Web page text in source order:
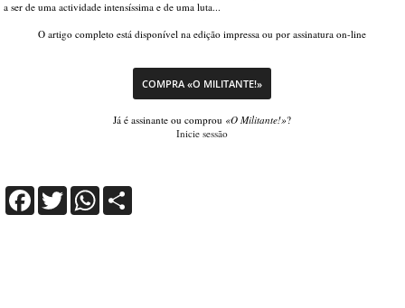
a ser de uma actividade intensíssima e de uma luta...
O artigo completo está disponível na edição impressa ou por assinatura on-line
COMPRA «O MILITANTE!»
Já é assinante ou comprou «O Militante!»?
Inicie sessão
FacebookTwitterWhatsApp